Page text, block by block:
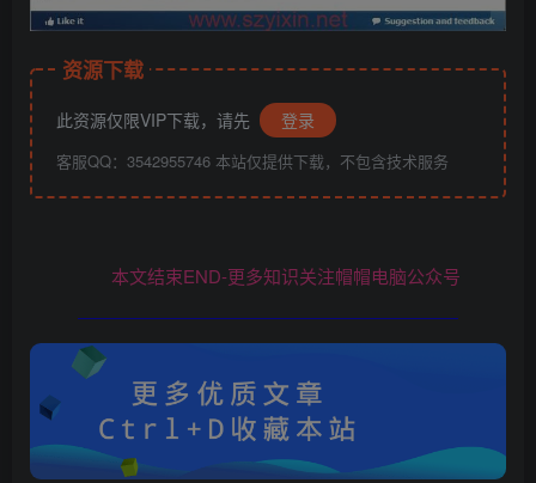
资源下载
此资源仅限VIP下载，请先 登录
客服QQ：3542955746 本站仅提供下载，不包含技术服务
本文结束END-更多知识关注帽帽电脑公众号